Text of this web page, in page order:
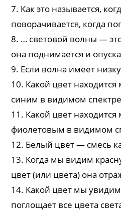
7. Как это называется,
поворачивается, когда
8. … световой волны —
она поднимается и
9. Если волна имеет
10. Какой цвет
синим в видимом спектре
11. Какой цвет
фиолетовым в видимом
12. Белый цвет — смесь
13. Когда мы видим
цвет (или цвета) она
14. Какой цвет мы
поглощает все цвета